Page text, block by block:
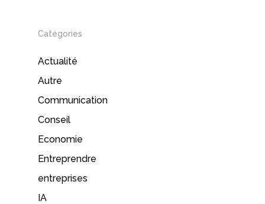
Catégories
Actualité
Autre
Communication
Conseil
Economie
Entreprendre
entreprises
IA